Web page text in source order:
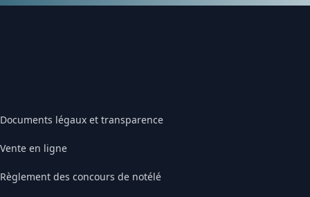
Documents légaux et transparence
Vente en ligne
Règlement des concours de notélé